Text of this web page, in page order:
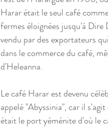
Harar était le seul café
fermes éloignées jusqu'à
vendu par des exportateurs
dans le commerce du café,
d'Heleanna.
Le café Harar est devenu
appelé "Abyssinia", car il
était le port yéménite d'où le